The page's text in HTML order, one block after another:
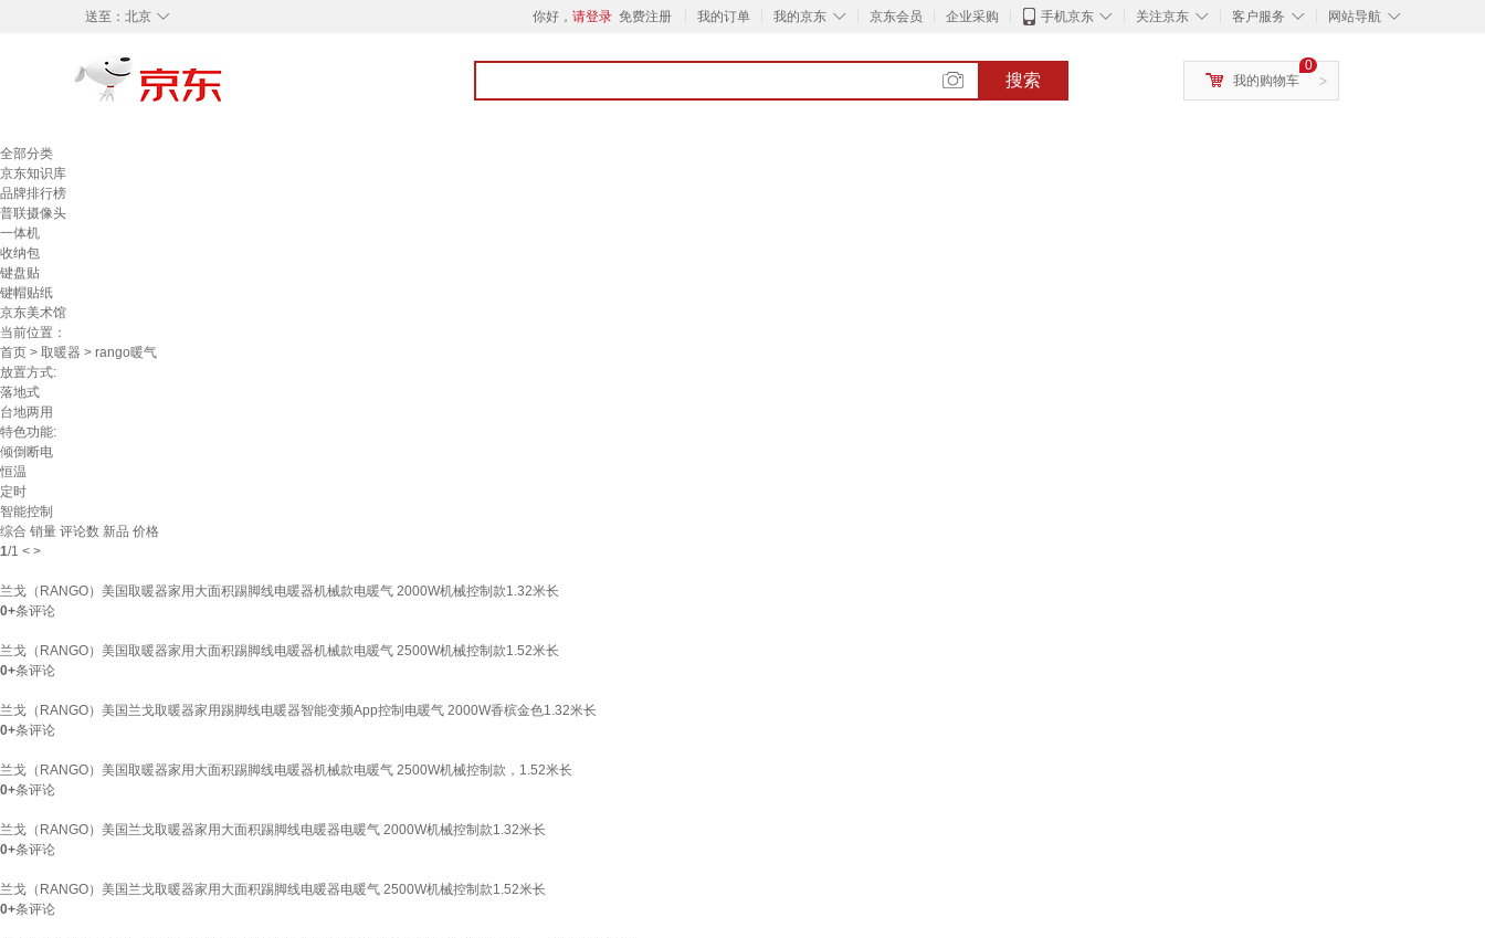
◇
送至： 北京 你好， 请登录 免费注册 我的订单 ◇
我的京东 京东会员 企业采购 ◇
手机京东 ◇
关注京东 ◇
客户服务 ◇
网站导航
搜索 >
0
我的购物车
全部分类
京东知识库
品牌排行榜
普联摄像头
一体机
收纳包
键盘贴
键帽贴纸
京东美术馆
当前位置：
首页 > 取暖器 > rango暖气
放置方式:
落地式
台地两用
特色功能:
倾倒断电
恒温
定时
智能控制
综合 销量 评论数 新品 价格
1/1 < >
兰戈（RANGO）美国取暖器家用大面积踢脚线电暖器机械款电暖气 2000W机械控制款1.32米长
0+条评论
兰戈（RANGO）美国取暖器家用大面积踢脚线电暖器机械款电暖气 2500W机械控制款1.52米长
0+条评论
兰戈（RANGO）美国兰戈取暖器家用踢脚线电暖器智能变频App控制电暖气 2000W香槟金色1.32米长
0+条评论
兰戈（RANGO）美国取暖器家用大面积踢脚线电暖器机械款电暖气 2500W机械控制款，1.52米长
0+条评论
兰戈（RANGO）美国兰戈取暖器家用大面积踢脚线电暖器电暖气 2000W机械控制款1.32米长
0+条评论
兰戈（RANGO）美国兰戈取暖器家用大面积踢脚线电暖器电暖气 2500W机械控制款1.52米长
0+条评论